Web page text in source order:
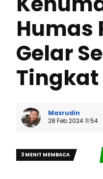
Humas
Gelar
Tingkat
Masrudin
28 Feb 2024 11:54
3 MENIT MEMBACA